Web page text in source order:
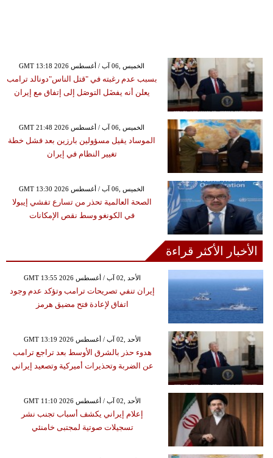
GMT 13:18 2026 الخميس ,06 آب / أغسطس
بسبب عدم رغبته في "قتل الناس"دونالد ترامب
يعلن أنه يفضَل التوصَل إلى إتفاق مع إيران
GMT 21:48 2026 الخميس ,06 آب / أغسطس
الموساد يقيل مسؤولين بارزين بعد فشل خطة
تغيير النظام في إيران
GMT 13:30 2026 الخميس ,06 آب / أغسطس
الصحة العالمية تحذر من تسارع تفشي إيبولا
في الكونغو وسط نقص الإمكانات
الأخبار الأكثر قراءة
GMT 13:55 2026 الأحد ,02 آب / أغسطس
إيران تنفي تصريحات ترامب وتؤكد عدم وجود
اتفاق لإعادة فتح مضيق هرمز
GMT 13:19 2026 الأحد ,02 آب / أغسطس
هدوء حذر بالشرق الأوسط بعد تراجع ترامب
عن الضربة وتحذيرات أميركية وتصعيد إيراني
GMT 11:10 2026 الأحد ,02 آب / أغسطس
إعلام إيراني يكشف أسباب تجنب نشر
تسجيلات صوتية لمجتبى خامنئي